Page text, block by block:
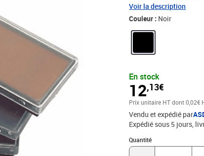
de la marque Colop
pour ne pas s'écouler et
noirType d'encrage :
Voir la description
Couleur : Noir
En stock
12,13€
Prix unitaire HTdont 0,02€
Vendu et expédié par
Expédié sous 5 jours
Quantité
Quantité : 1